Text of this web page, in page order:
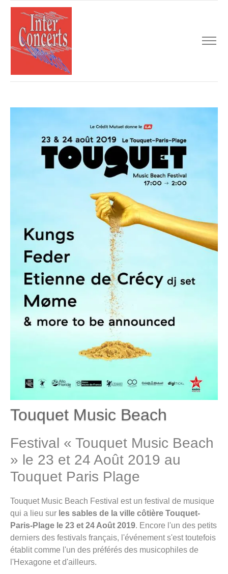
Touquet Music Beach
Festival « Touquet Music Beach
» le 23 et 24 Août 2019 au
Touquet Paris Plage
Touquet Music Beach Festival est un festival de musique
qui a lieu sur les sables de la ville côtière Touquet-
Paris-Plage le 23 et 24 Août 2019. Encore l'un des petits
derniers des festivals français, l'événement s'est toutefois
établit comme l'un des préférés des musicophiles de
l'Hexagone et d'ailleurs.